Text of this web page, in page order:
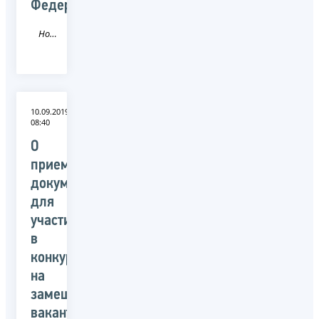
Федерации
Новость
10.09.2019
08:40
О
приеме
документов
для
участия
в
конкурсе
на
замещение
вакантных